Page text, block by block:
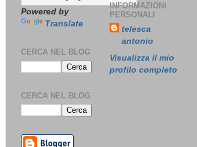
Powered by
Translate
CERCA NEL BLOG
CERCA NEL BLOG
INFORMAZIONI
PERSONALI
telesca
antonio
Visualizza il mio
profilo completo